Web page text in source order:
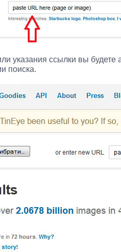
указания ссылки вы будете
поиска.